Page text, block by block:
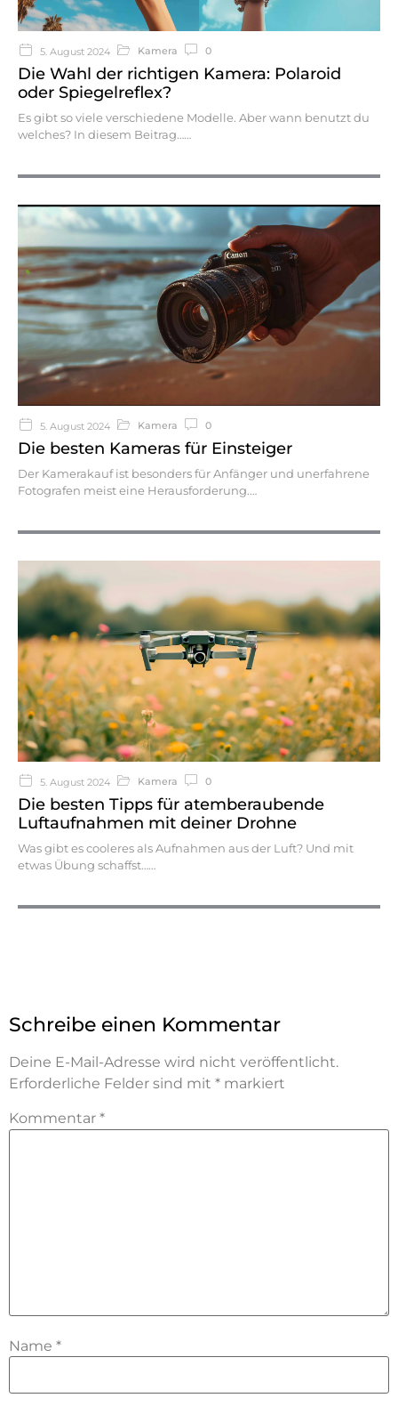
5. August 2024 Kamera 0
Die Wahl der richtigen Kamera: Polaroid
oder Spiegelreflex?
Es gibt so viele verschiedene Modelle. Aber wann benutzt du
welches? In diesem Beitrag…
5. August 2024 Kamera 0
Die besten Kameras für Einsteiger
Der Kamerakauf ist besonders für Anfänger und unerfahrene
Fotografen meist eine Herausforderung.
5. August 2024 Kamera 0
Die besten Tipps für atemberaubende
Luftaufnahmen mit deiner Drohne
Was gibt es cooleres als Aufnahmen aus der Luft? Und mit
etwas Übung schaffst…
Schreibe einen Kommentar
Deine E-Mail-Adresse wird nicht veröffentlicht.
Erforderliche Felder sind mit * markiert
Kommentar *
Name *